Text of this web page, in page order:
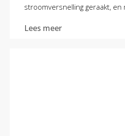
stroomversnelling geraakt, en
Lees meer